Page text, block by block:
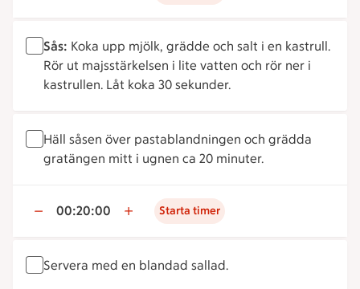
Sås: Koka upp mjölk, grädde och salt i en kastrull.
Rör ut majsstärkelsen i lite vatten och rör ner i
kastrullen. Låt koka 30 sekunder.
Häll såsen över pastablandningen och grädda
gratängen mitt i ugnen ca 20 minuter.
00:20:00 Starta timer
Servera med en blandad sallad.